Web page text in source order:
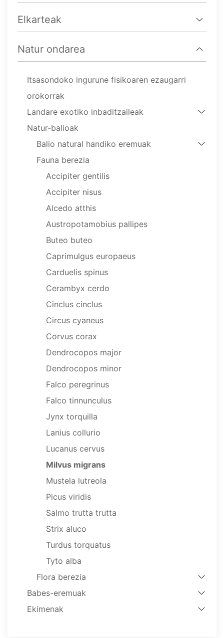
Elkarteak
Natur ondarea
Itsasondoko ingurune fisikoaren ezaugarri
orokorrak
Landare exotiko inbaditzaileak
Natur-balioak
Balio natural handiko eremuak
Fauna berezia
Accipiter gentilis
Accipiter nisus
Alcedo atthis
Austropotamobius pallipes
Buteo buteo
Caprimulgus europaeus
Carduelis spinus
Cerambyx cerdo
Cinclus cinclus
Circus cyaneus
Corvus corax
Dendrocopos major
Dendrocopos minor
Falco peregrinus
Falco tinnunculus
Jynx torquilla
Lanius collurio
Lucanus cervus
Milvus migrans
Mustela lutreola
Picus viridis
Salmo trutta trutta
Strix aluco
Turdus torquatus
Tyto alba
Flora berezia
Babes-eremuak
Ekimenak